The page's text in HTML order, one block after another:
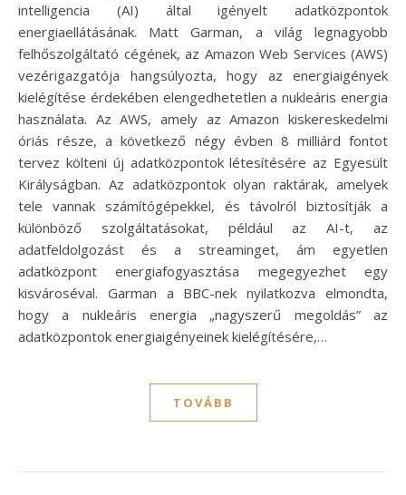
intelligencia (AI) által igényelt adatközpontok
energiaellátásának. Matt Garman, a világ legnagyobb
felhőszolgáltató cégének, az Amazon Web Services (AWS)
vezérigazgatója hangsúlyozta, hogy az energiaigények
kielégítése érdekében elengedhetetlen a nukleáris energia
használata. Az AWS, amely az Amazon kiskereskedelmi
óriás része, a következő négy évben 8 milliárd fontot
tervez költeni új adatközpontok létesítésére az Egyesült
Királyságban. Az adatközpontok olyan raktárak, amelyek
tele vannak számítógépekkel, és távolról biztosítják a
különböző szolgáltatásokat, például az AI-t, az
adatfeldolgozást és a streaminget, ám egyetlen
adatközpont energiafogyasztása megegyezhet egy
kisvároséval. Garman a BBC-nek nyilatkozva elmondta,
hogy a nukleáris energia „nagyszerű megoldás” az
adatközpontok energiaigényeinek kielégítésére,…
TOVÁBB